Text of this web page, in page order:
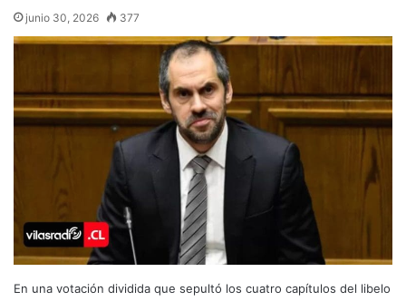
junio 30, 2026 377
En una votación dividida que sepultó los cuatro capítulos del libelo